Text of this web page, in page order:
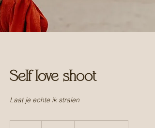
Self love shoot
Laat je echte ik stralen